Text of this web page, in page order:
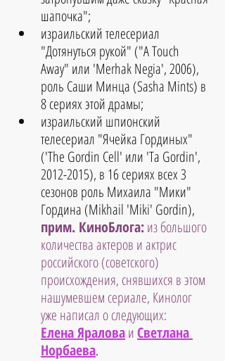
шапочка";
израильский телесериал
"Дотянуться рукой" ("A Touch
Away" или 'Merhak Negia', 2006),
роль Саши Минца (Sasha Mints) в
8 сериях этой драмы;
израильский шпионский
телесериал "Ячейка Гординых"
('The Gordin Cell' или 'Ta Gordin',
2012-2015), в 16 сериях всех 3
сезонов роль Михаила "Мики"
Гордина (Mikhail 'Miki' Gordin),
прим. КиноБлога: из большого
количества актеров и актрис
российского (советского)
происхождения, снявшихся в этом
нашумевшем сериале, Кинолог
уже написал о следующих:
Елена ЯраловаиСветлана
Норбаева.